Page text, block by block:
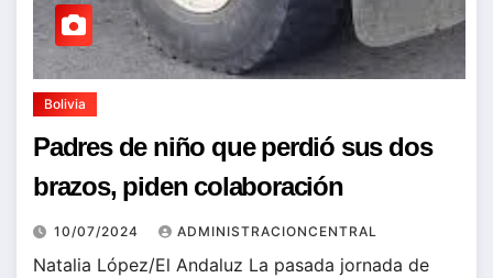
Bolivia
Padres de niño que perdió sus dos
brazos, piden colaboración
10/07/2024 ADMINISTRACIONCENTRAL
Natalia López/El Andaluz La pasada jornada de